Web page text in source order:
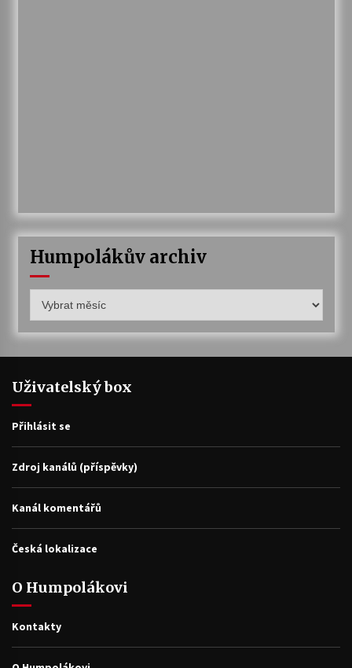
Humpolákův archiv
archiv
Uživatelský box
Přihlásit se
Zdroj kanálů (příspěvky)
Kanál komentářů
Česká lokalizace
O Humpolákovi
Kontakty